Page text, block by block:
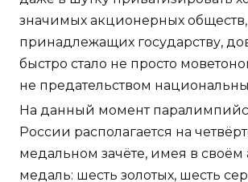
значимых акционерных обществ,
принадлежащих государству,
быстро стало не просто
не предательством
На данный момент
России располагается на
медальном зачёте, имея в своём
медаль: шесть золотых, шесть